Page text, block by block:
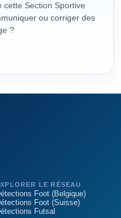
cette Section Sportive
ou corriger des
?
LE RÉSEAU
Foot (Belgique)
Foot (Suisse)
Futsal